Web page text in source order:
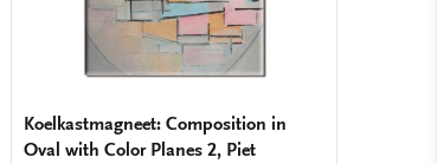
Koelkastmagneet: Composition in
Oval with Color Planes 2, Piet